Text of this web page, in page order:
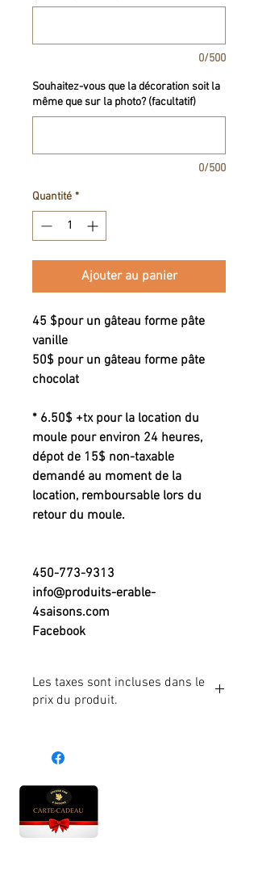
0/500
Souhaitez-vous que la décoration soit la
même que sur la photo? (facultatif)
0/500
Quantité *
Ajouter au panier
45 $pour un gâteau forme pâte
vanille
50$ pour un gâteau forme pâte
chocolat
* 6.50$ +tx pour la location du
moule pour environ 24 heures,
dépot de 15$ non-taxable
demandé au moment de la
location, remboursable lors du
retour du moule.
450-773-9313
info@produits-erable-
4saisons.com
Facebook
Les taxes sont incluses dans le
prix du produit.